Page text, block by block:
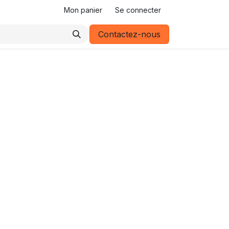
Mon panier Se connecter
Contactez-nous